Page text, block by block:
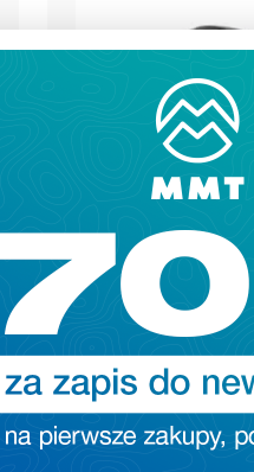
Czapka
Oasis
103,00
129,00